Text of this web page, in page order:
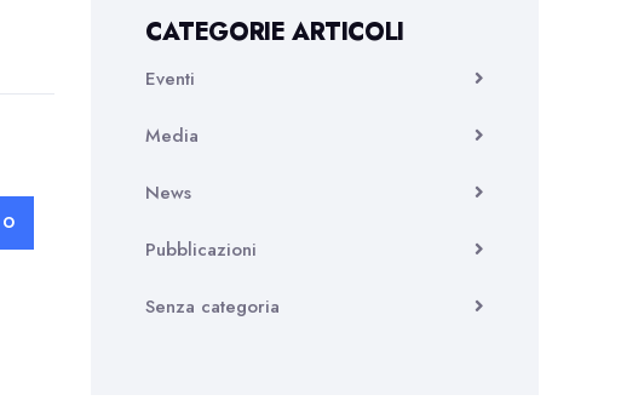
CATEGORIE ARTICOLI
Eventi
Media
News
Pubblicazioni
Senza categoria